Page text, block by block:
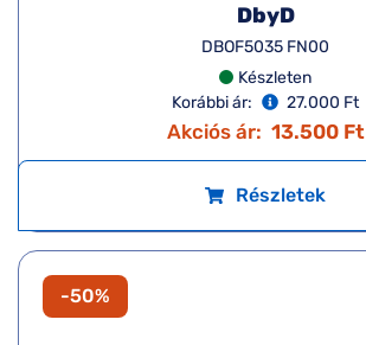
DbyD
DBOF5035 FN00
Készleten
Korábbi ár:
27.000 Ft
Akciós ár: 13.500 Ft
Részletek
-50%